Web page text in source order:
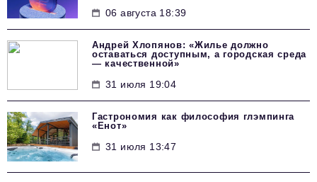
06 августа 18:39
Андрей Хлопянов: «Жилье должно
оставаться доступным, а городская среда
— качественной»
31 июля 19:04
Гастрономия как философия глэмпинга
«Енот»
31 июля 13:47